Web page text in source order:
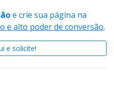
etária em 2025
e crie sua página na
e alto poder de conversão.